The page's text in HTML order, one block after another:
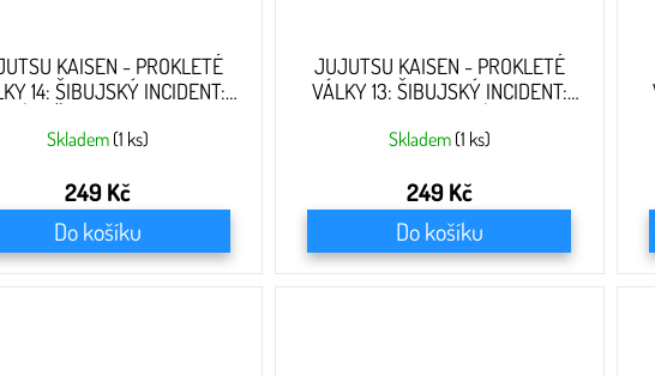
KAISEN - PROKLETÉ
14: ŠIBUJSKÝ INCIDENT:
Skladem (1 ks)
249 Kč
Do košíku
JUJUTSU KAISEN - PROKLETÉ
VÁLKY 13: ŠIBUJSKÝ INCIDENT:
Skladem (1 ks)
249 Kč
Do košíku